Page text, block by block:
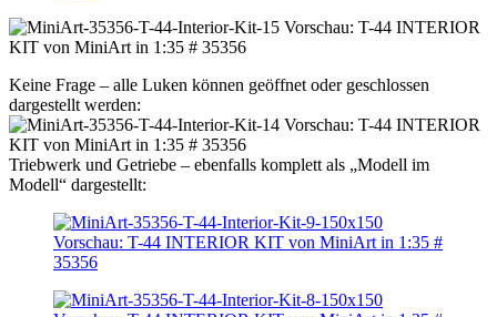
Keine Frage – alle Luken können geöffnet oder geschlossen
dargestellt werden:
Triebwerk und Getriebe – ebenfalls komplett als „Modell im
Modell“ dargestellt: